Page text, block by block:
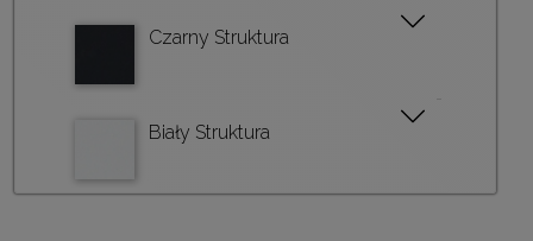
Czarny Struktura
Biały Struktura